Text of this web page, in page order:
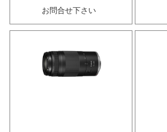
お問合せ下さい